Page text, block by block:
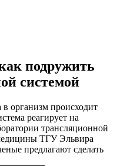
подружить
системой
организм происходит
реагирует на
трансляционной
ТГУ Эльвира
предлагают сделать